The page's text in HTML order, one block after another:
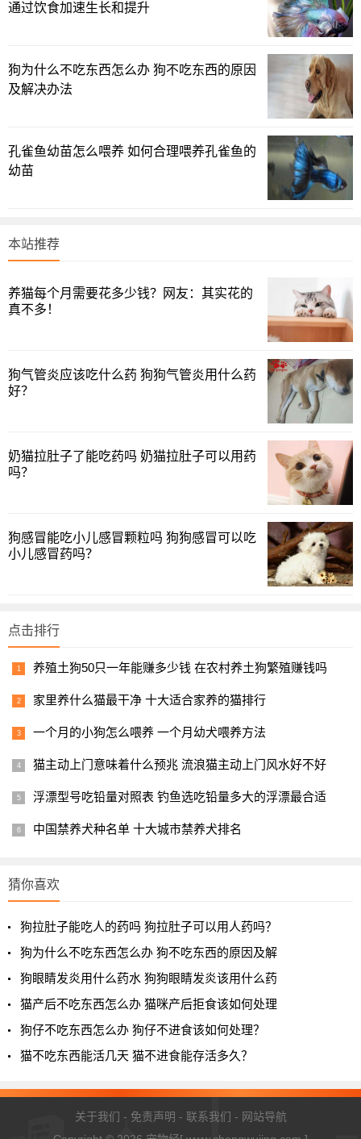
金鱼的腹水病、水霉病、炸鳞病，我都治过，治死的有很
网上啊，经常有某些大咖，说是某种观赏鱼的疾病，在新
手眼里看似很难缠、很难缠的病，也都能治好了。
观赏鱼的各种疾病，都是有轻有重的，很多非常严重的疾
病治疗，如果没有一个对于自己观赏鱼的很深层次的了解，
鳞也是、打粉也是，腹水病更是如此。
因为即使单一的疾病，还有不同的病因，我们本来就不该
同时，我们也不能认为，某些轻微的水霉、腹水病，一治
就好，那一定就是高手，为什么呢？
因为很多轻微的疾病，即使不去治疗，不去下药，反而它
好得更快，最终的原因，还是源于主人的精确判断和观赏鱼
鱼给治死了，那就是垃圾，哪能这么看问题呢？
我们再说魂斗罗，腹水已经痊愈，肠炎尚需时日，估计会
我们回头再说魂斗罗，之前的腹水啥样，相信大家也都看
到了，应该是很严重、很严重了。
通过饮食加速生长和提升
狗为什么不吃东西怎么办 狗不吃东西的原因
及解决办法
孔雀鱼幼苗怎么喂养 如何合理喂养孔雀鱼的
幼苗
本站推荐
养猫每个月需要花多少钱？网友：其实花的
真不多！
狗气管炎应该吃什么药 狗狗气管炎用什么药
好？
奶猫拉肚子了能吃药吗 奶猫拉肚子可以用药
吗？
狗感冒能吃小儿感冒颗粒吗 狗狗感冒可以吃
小儿感冒药吗？
点击排行
养殖土狗50只一年能赚多少钱 在农村养土狗繁殖赚钱吗
家里养什么猫最干净 十大适合家养的猫排行
一个月的小狗怎么喂养 一个月幼犬喂养方法
猫主动上门意味着什么预兆 流浪猫主动上门风水好不好
浮漂型号吃铅量对照表 钓鱼选吃铅量多大的浮漂最合适
中国禁养犬种名单 十大城市禁养犬排名
猜你喜欢
狗拉肚子能吃人的药吗 狗拉肚子可以用人药吗？
狗为什么不吃东西怎么办 狗不吃东西的原因及解
狗眼睛发炎用什么药水 狗狗眼睛发炎该用什么药
猫产后不吃东西怎么办 猫咪产后拒食该如何处理
狗仔不吃东西怎么办 狗仔不进食该如何处理？
猫不吃东西能活几天 猫不进食能存活多久？
关于我们 - 免责声明 - 联系我们 - 网站导航